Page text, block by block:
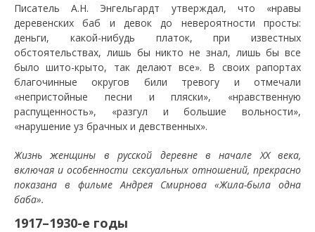
Писатель А.Н. Энгельгардт утверждал, что «нравы
деревенских баб и девок до невероятности просты:
деньги, какой-нибудь платок, при известных
обстоятельствах, лишь бы никто не знал, лишь бы все
было шито-крыто, так делают все». В своих рапортах
благочинные округов били тревогу и отмечали
«непристойные песни и пляски», «нравственную
распущенность», «разгул и большие вольности»,
«нарушение уз брачных и девственных».
Жизнь женщины в русской деревне в начале ХХ века,
включая и особенности сексуальных отношений, прекрасно
показана в фильме Андрея Смирнова «Жила-была одна
баба».
1917–1930-е годы